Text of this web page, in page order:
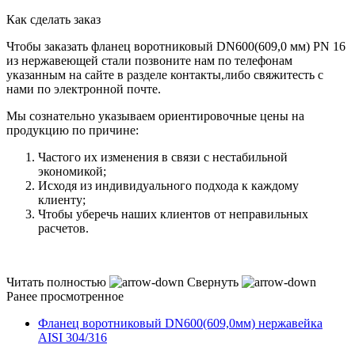
Как сделать заказ
Чтобы заказать фланец воротниковый DN600(609,0 мм) PN 16
из нержавеющей стали позвоните нам по телефонам
указанным на сайте в разделе контакты,либо свяжитесть с
нами по электронной почте.
Мы сознательно указываем ориентировочные цены на
продукцию по причине:
Частого их изменения в связи с нестабильной
экономикой;
Исходя из индивидуального подхода к каждому
клиенту;
Чтобы уберечь наших клиентов от неправильных
расчетов.
Читать полностью
Свернуть
Ранее просмотренное
Фланец воротниковый DN600(609,0мм) нержавейка
AISI 304/316